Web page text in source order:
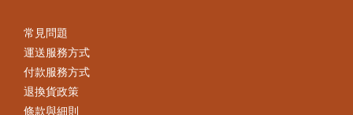
常見問題
運送服務方式
付款服務方式
退換貨政策
條款與細則